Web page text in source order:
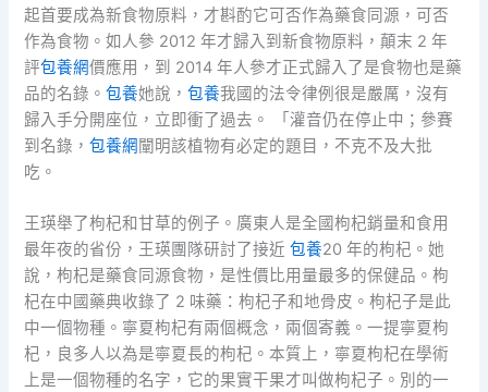
起首要成為新食物原料，才斟酌它可否作為藥食同源，可否
作為食物。如人參 2012 年才歸入到新食物原料，顛末 2 年
評包養網價應用，到 2014 年人參才正式歸入了是食物也是藥
品的名錄。包養她說，包養我國的法令律例很是嚴厲，沒有
歸入手分開座位，立即衝了過去。 「灌音仍在停止中；參賽
到名錄，包養網 闡明該植物有必定的題目，不克不及大批
吃。
王瑛舉了枸杞和甘草的例子。廣東人是全國枸杞銷量和食用
最年夜的省份，王瑛團隊研討了接近包養20 年的枸杞。她
說，枸杞是藥食同源食物，是性價比用量最多的保健品。枸
杞在中國藥典收錄了 2 味藥：枸杞子和地骨皮。枸杞子是此
中一個物種。寧夏枸杞有兩個概念，兩個寄義。一提寧夏枸
杞，良多人以為是寧夏長的枸杞。本質上，寧夏枸杞在學術
上是一個物種的名字，它的果實干果才叫做枸杞子。別的一